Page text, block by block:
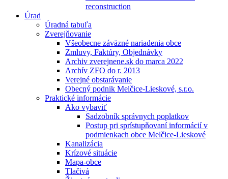
reconstruction
Úrad
Úradná tabuľa
Zverejňovanie
Všeobecne záväzné nariadenia obce
Zmluvy, Faktúry, Objednávky
Archiv zverejnene.sk do marca 2022
Archív ZFO do r. 2013
Verejné obstarávanie
Obecný podnik Melčice-Lieskové, s.r.o.
Praktické informácie
Ako vybaviť
Sadzobník správnych poplatkov
Postup pri sprístupňovaní informácií v
podmienkach obce Melčice-Lieskové
Kanalizácia
Krízové situácie
Mapa-obce
Tlačivá